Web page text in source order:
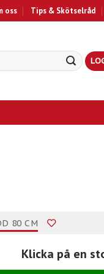
oss Tips & Skötselråd
80 CM
Klicka på en